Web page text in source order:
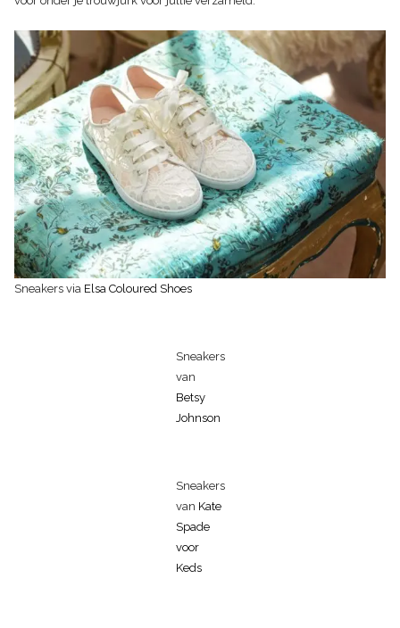
Sneakers via Elsa Coloured Shoes
Sneakers
van
Betsy
Johnson
Sneakers
van Kate
Spade
voor
Keds